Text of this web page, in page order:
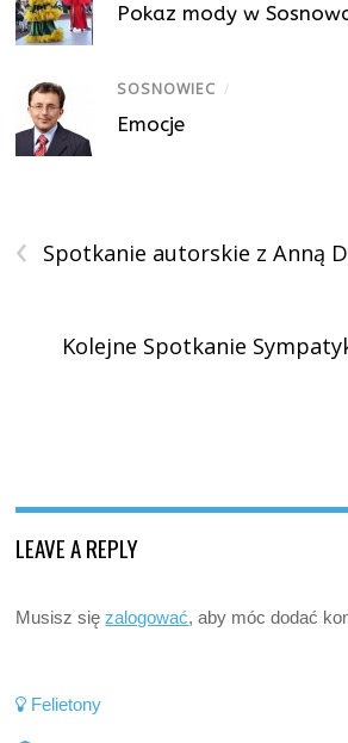
Pokaz mody w
SOSNOWIEC /
Emocje
‹ Spotkanie autorskie z Anną
Kolejne Spotkanie
LEAVE A REPLY
Musisz sięzalogować, aby móc dodać
Felietony